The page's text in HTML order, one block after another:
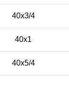
40х3/4
40х1
40х5/4